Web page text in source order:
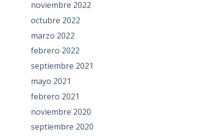
noviembre 2022
octubre 2022
marzo 2022
febrero 2022
septiembre 2021
mayo 2021
febrero 2021
noviembre 2020
septiembre 2020